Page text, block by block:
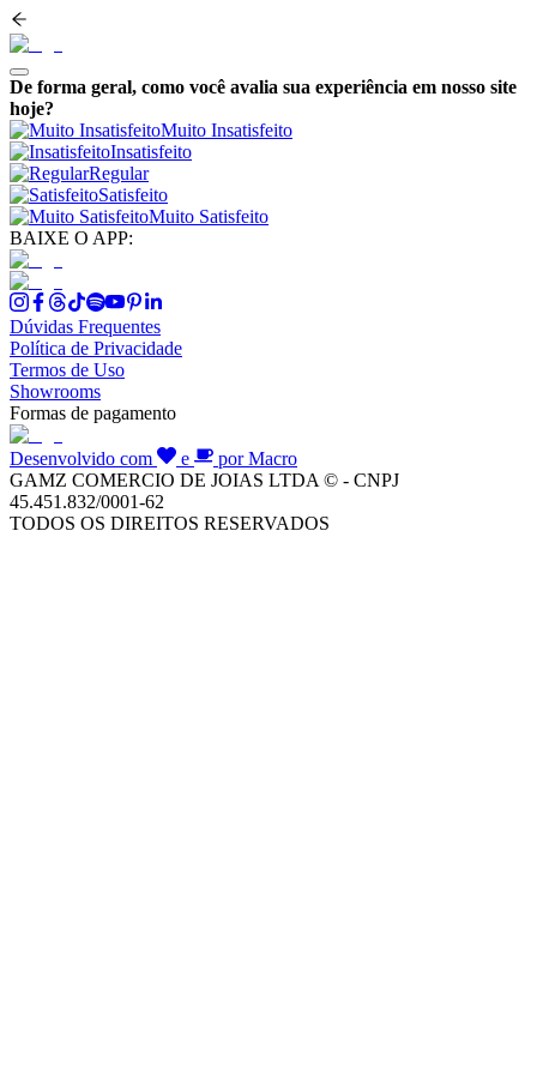
De forma geral, como você avalia sua experiência em nosso site
hoje?
Muito Insatisfeito
Insatisfeito
Regular
Satisfeito
Muito Satisfeito
BAIXE O APP:
Dúvidas Frequentes
Política de Privacidade
Termos de Uso
Showrooms
Formas de pagamento
Desenvolvido com e
por Macro
GAMZ COMERCIO DE JOIAS LTDA © - CNPJ
45.451.832/0001-62
TODOS OS DIREITOS RESERVADOS